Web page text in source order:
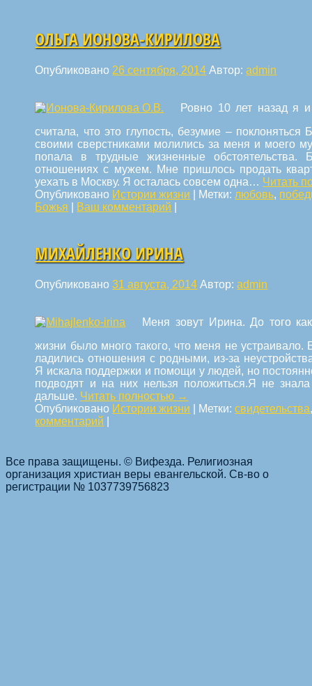
ОЛЬГА ИОНОВА-КИРИЛОВА
Опубликовано 26 сентября, 2014 Автор:admin
Ровно 10 лет назад я
считала, что это глупость, безумие – поклоняться
своими сверстниками молились за меня и моего
попала в трудные жизненные
отношениях с мужем. Мне пришлось продать
уехать в Москву. Я осталась совсем одна… Читать
Опубликовано Истории жизни Метки: любовь,
Божья
Ваш комментарий
МИХАЙЛЕНКО ИРИНА
Опубликовано31 августа, 2014 Автор:admin
Меня зовут Ирина. До того
жизни было много такого, что меня не
ладились отношения с родными, из-за
Я искала поддержки и помощи у людей, но
подводят и на них нельзя положиться.Я не
дальше. Читать полностью →
Опубликовано Истории жизни Метки:свидетельства
комментарий
Навигация по статьям
Все права защищены. © Вифезда. Религиозная
организация христиан веры евангельской. Св-во о
регистрации № 1037739756823